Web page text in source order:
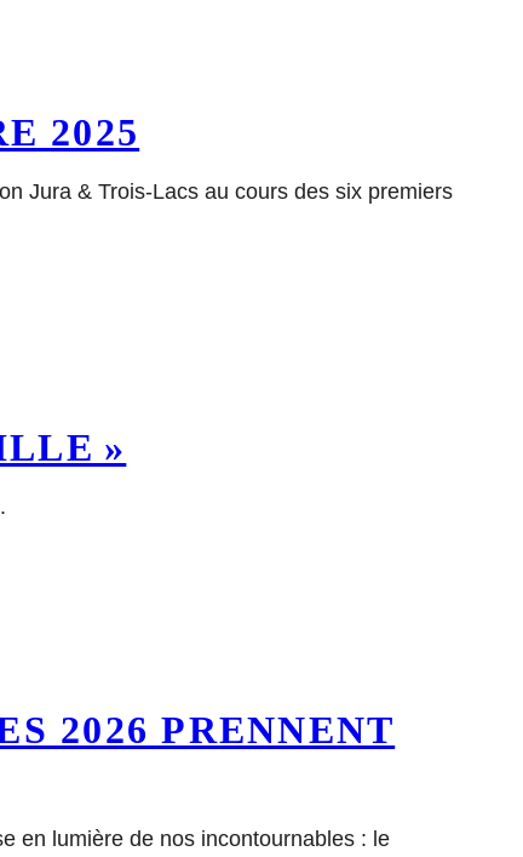
2025
Jura & Trois-Lacs au cours des six premiers
»
2026 PRENNENT
en lumière de nos incontournables : le